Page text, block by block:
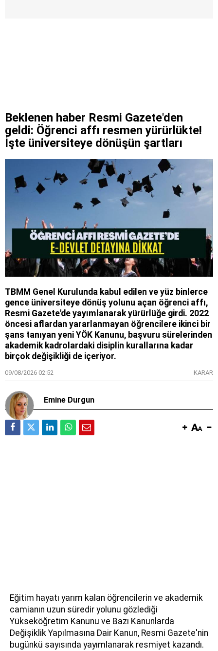
Beklenen haber Resmi Gazete'den
geldi: Öğrenci affı resmen yürürlükte!
İşte üniversiteye dönüşün şartları
TBMM Genel Kurulunda kabul edilen ve yüz binlerce
gence üniversiteye dönüş yolunu açan öğrenci affı,
Resmi Gazete'de yayımlanarak yürürlüğe girdi. 2022
öncesi aflardan yararlanmayan öğrencilere ikinci bir
şans tanıyan yeni YÖK Kanunu, başvuru sürelerinden
akademik kadrolardaki disiplin kurallarına kadar
birçok değişikliği de içeriyor.
09/08/2026 02:52 KARAR
Emine Durgun
Eğitim hayatı yarım kalan öğrencilerin ve akademik
camianın uzun süredir yolunu gözlediği
Yükseköğretim Kanunu ve Bazı Kanunlarda
Değişiklik Yapılmasına Dair Kanun, Resmi Gazete'nin
bugünkü sayısında yayımlanarak resmiyet kazandı.